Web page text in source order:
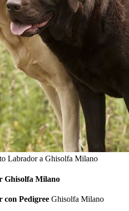
Labrador a Ghisolfa Milano
Ghisolfa Milano
con Pedigree Ghisolfa Milano